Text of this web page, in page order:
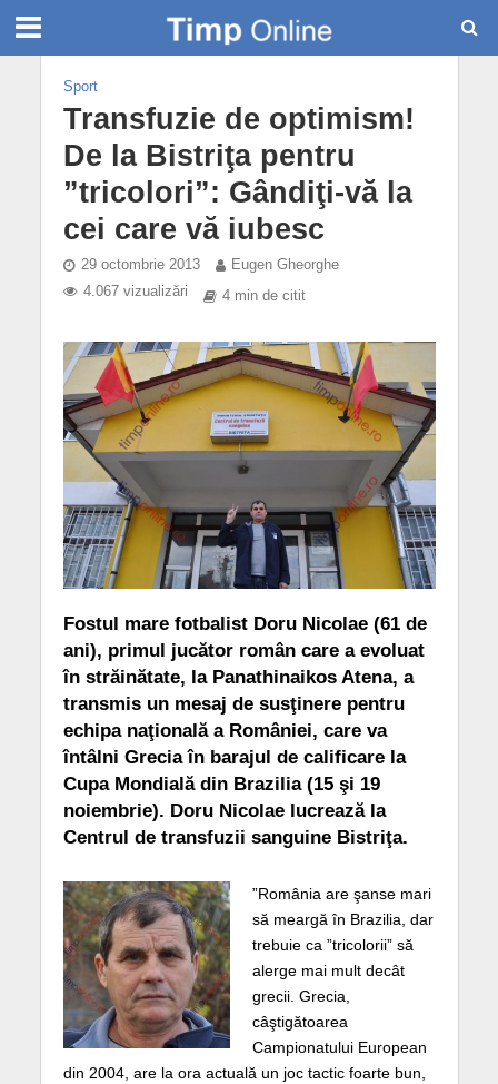
Sport
Transfuzie de optimism!
De la Bistriţa pentru
”tricolori”: Gândiţi-vă la
cei care vă iubesc
29 octombrie 2013
Eugen Gheorghe
4.067 vizualizări
4 min de citit
Fostul mare fotbalist Doru Nicolae (61 de
ani), primul jucător român care a evoluat
în străinătate, la Panathinaikos Atena, a
transmis un mesaj de susţinere pentru
echipa naţională a României, care va
întâlni Grecia în barajul de calificare la
Cupa Mondială din Brazilia (15 şi 19
noiembrie). Doru Nicolae lucrează la
Centrul de transfuzii sanguine Bistriţa.
”România are şanse mari
să meargă în Brazilia, dar
trebuie ca ”tricolorii” să
alerge mai mult decât
grecii. Grecia,
câştigătoarea
Campionatului European
din 2004, are la ora actuală un joc tactic foarte bun,